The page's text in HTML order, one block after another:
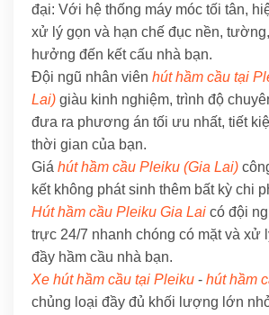
đại: Với hệ thống máy móc tối tân,
xử lý gọn và hạn chế đục nền,
hưởng đến kết cấu nhà bạn.
Đội ngũ nhân viên hút hầm cầu tại
Lai) giàu kinh nghiệm, trình độ
đưa ra phương án tối ưu nhất, tiết
thời gian của bạn.
Giá hút hầm cầu Pleiku (Gia Lai)
kết không phát sinh thêm bất kỳ chi
Hút hầm cầu Pleiku Gia Lai có đội
trực 24/7 nhanh chóng có mặt và xử
đầy hầm cầu nhà bạn.
Xe hút hầm cầu tại Pleiku - hút hầm
chủng loại đầy đủ khối lượng lớn